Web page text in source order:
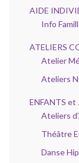
AIDE
Info
ATELIERS
Atelier
Ateliers
ENFANTS et
Ateliers
Théâtre
Danse